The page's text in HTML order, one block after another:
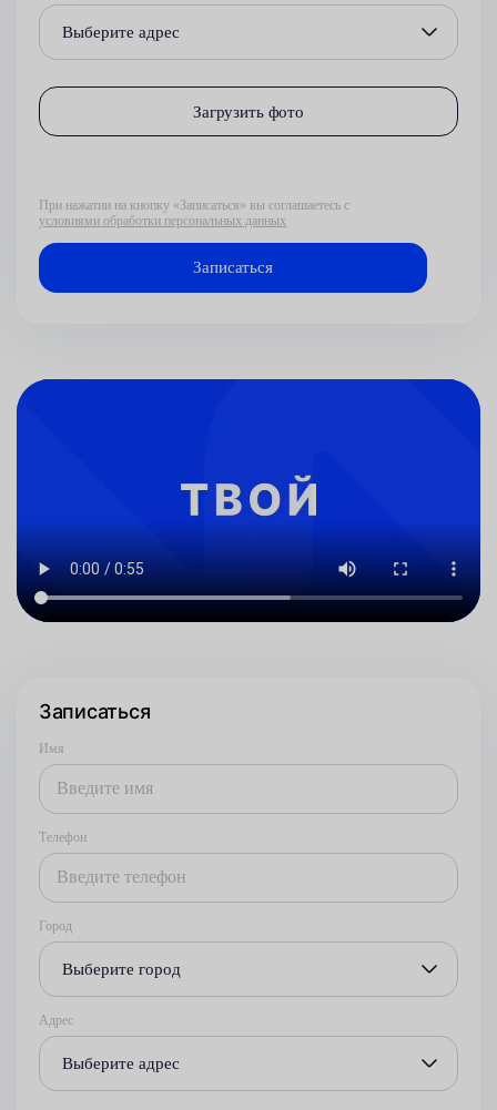
Выберите адрес
Загрузить фото
При нажатии на кнопку «Записаться» вы соглашаетесь с
условиями обработки персональных данных
Записаться
Имя
Телефон
Город
Выберите город
Адрес
Выберите адрес